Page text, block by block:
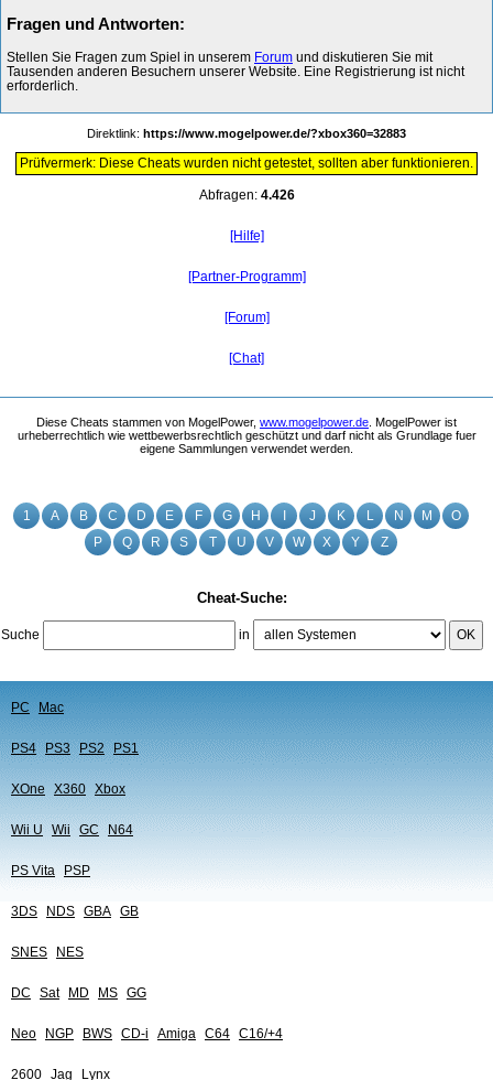
1 A B C D E F G H J K L N M
O
P
Q R S T U V W X Y Z
Cheat-Suche:
Suche in OK
PC Mac
PS4 PS3 PS2 PS1
XOne X360 Xbox
Wii U Wii GC N64
PS Vita PSP
3DS NDS GBA GB
SNES NES
DC Sat MD MS GG
Neo NGP BWS CD-i Amiga C64 C16/+4
2600 Jag Lynx
Fragen und Antworten:
Stellen Sie Fragen zum Spiel in unserem Forum und diskutieren Sie mit
Tausenden anderen Besuchern unserer Website. Eine Registrierung ist nicht
erforderlich.
Direktlink: https://www.mogelpower.de/?xbox360=32883
Prüfvermerk: Diese Cheats wurden nicht getestet, sollten aber funktionieren.
Abfragen: 4.426
[Hilfe]
[Partner-Programm]
[Forum]
[Chat]
Diese Cheats stammen von MogelPower, www.mogelpower.de. MogelPower ist
urheberrechtlich wie wettbewerbsrechtlich geschützt und darf nicht als Grundlage fuer
eigene Sammlungen verwendet werden.